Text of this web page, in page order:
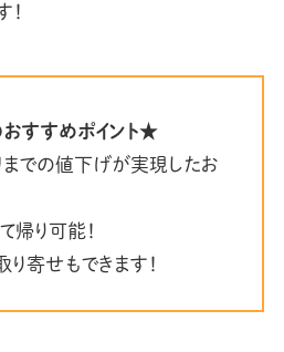
！
すすめポイント★
までの値下げが実現したお
帰り可能！
り寄せもできます！